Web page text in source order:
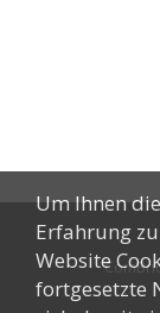
Um Ihnen
Erfahrung
Website
fortgesetzte